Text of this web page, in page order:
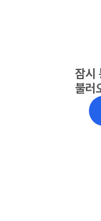
잠시
불러